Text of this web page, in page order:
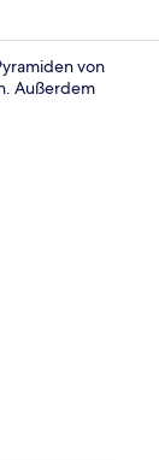
von
Außerdem